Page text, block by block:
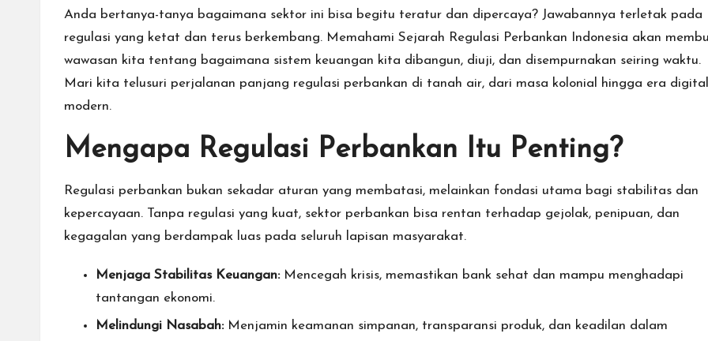
Anda bertanya-tanya bagaimana sektor ini bisa begitu teratur dan dipercaya? Jawabannya terletak pada
regulasi yang ketat dan terus berkembang. Memahami Sejarah Regulasi Perbankan Indonesia akan
wawasan kita tentang bagaimana sistem keuangan kita dibangun, diuji, dan disempurnakan seiring waktu.
Mari kita telusuri perjalanan panjang regulasi perbankan di tanah air, dari masa kolonial hingga era digital
modern.
Mengapa Regulasi Perbankan Itu Penting?
Regulasi perbankan bukan sekadar aturan yang membatasi, melainkan fondasi utama bagi stabilitas dan
kepercayaan. Tanpa regulasi yang kuat, sektor perbankan bisa rentan terhadap gejolak, penipuan, dan
kegagalan yang berdampak luas pada seluruh lapisan masyarakat.
Menjaga Stabilitas Keuangan:Mencegah krisis, memastikan bank sehat dan mampu menghadapi
tantangan ekonomi.
Melindungi Nasabah:Menjamin keamanan simpanan, transparansi produk, dan keadilan dalam